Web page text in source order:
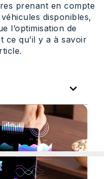
prenant en compte
disponibles,
l’optimisation de
ce qu’il y a à savoir